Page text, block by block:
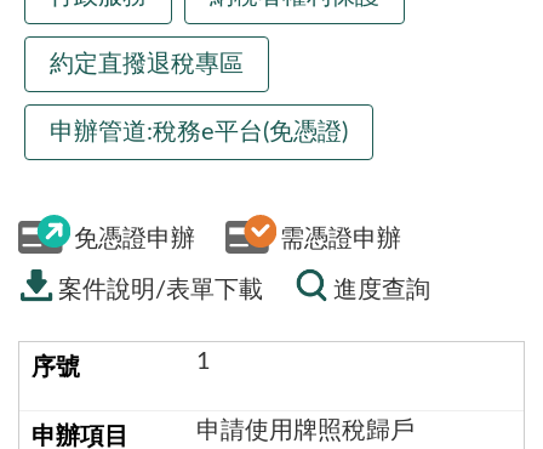
約定直撥退稅專區
申辦管道:稅務e平台(免憑證)
免憑證申辦 需憑證申辦
案件說明/表單下載 進度查詢
1
申請使用牌照稅歸戶